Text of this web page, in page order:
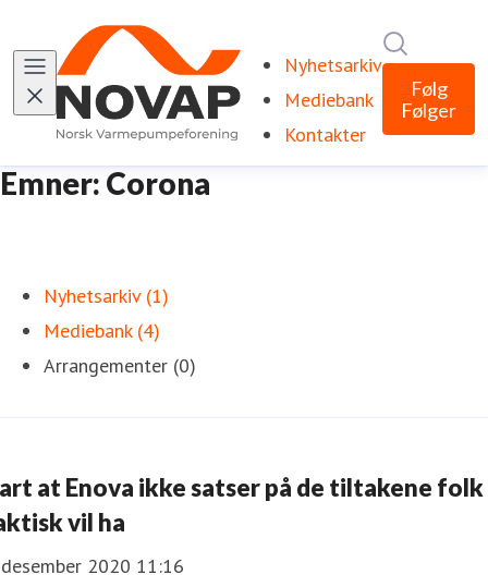
Nyhetsarkiv
Mediebank
Kontakter
Følg
Følger
Emner: Corona
Nyhetsarkiv (1)
Mediebank (4)
Arrangementer (0)
at Enova ikke satser på de tiltakene folk
vil ha
2020 11:16